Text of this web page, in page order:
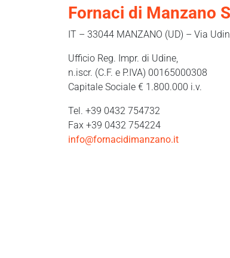
Fornaci di Manzano
IT – 33044 MANZANO (UD) – Via
Ufficio Reg. Impr. di Udine,
n.iscr. (C.F. e P.IVA) 00165000308
Capitale Sociale € 1.800.000 i.v.
Tel. +39 0432 754732
Fax +39 0432 754224
info@fornacidimanzano.it